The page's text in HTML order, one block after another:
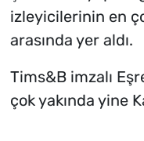
izleyicilerinin en
arasında yer aldı.
Tims&B imzalı
çok yakında yine